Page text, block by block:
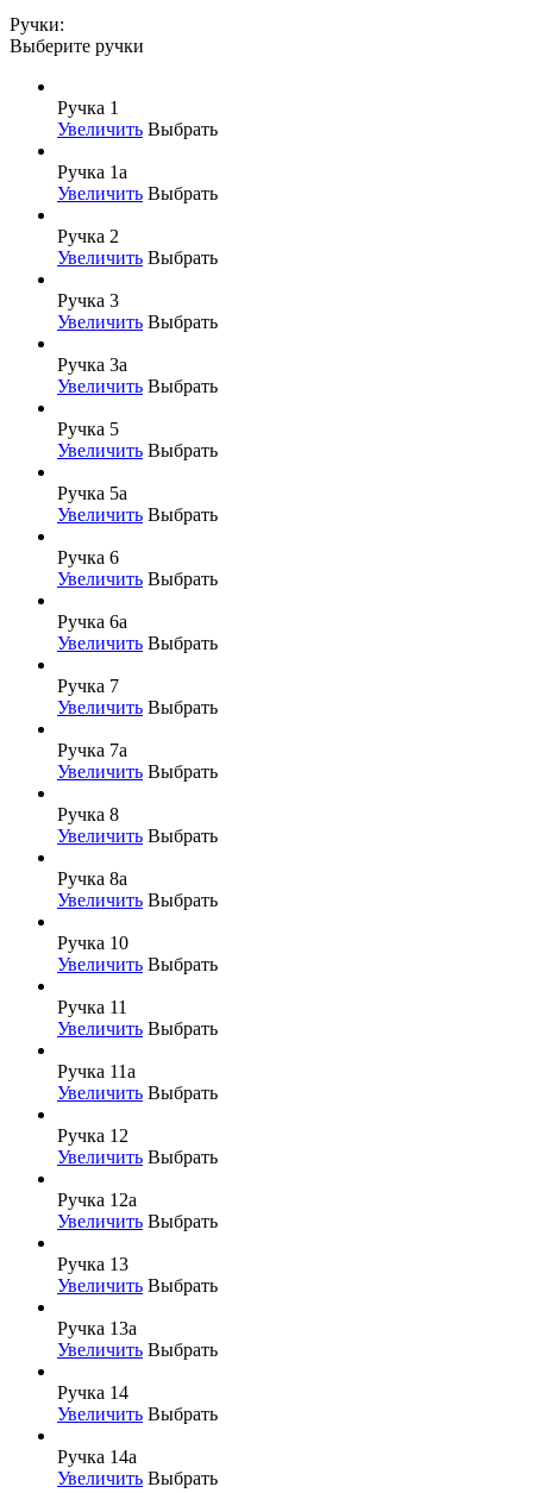
Ручки:
Выберите ручки
Ручка 1
Увеличить Выбрать
Ручка 1а
Увеличить Выбрать
Ручка 2
Увеличить Выбрать
Ручка 3
Увеличить Выбрать
Ручка 3а
Увеличить Выбрать
Ручка 5
Увеличить Выбрать
Ручка 5а
Увеличить Выбрать
Ручка 6
Увеличить Выбрать
Ручка 6а
Увеличить Выбрать
Ручка 7
Увеличить Выбрать
Ручка 7а
Увеличить Выбрать
Ручка 8
Увеличить Выбрать
Ручка 8а
Увеличить Выбрать
Ручка 10
Увеличить Выбрать
Ручка 11
Увеличить Выбрать
Ручка 11а
Увеличить Выбрать
Ручка 12
Увеличить Выбрать
Ручка 12а
Увеличить Выбрать
Ручка 13
Увеличить Выбрать
Ручка 13а
Увеличить Выбрать
Ручка 14
Увеличить Выбрать
Ручка 14а
Увеличить Выбрать